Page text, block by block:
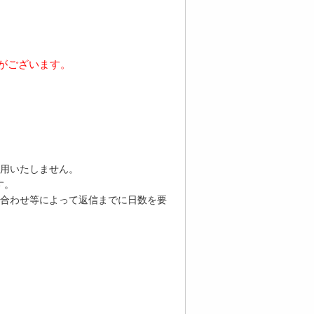
ざいます。
いたしません。
わせ等によって返信までに日数を要